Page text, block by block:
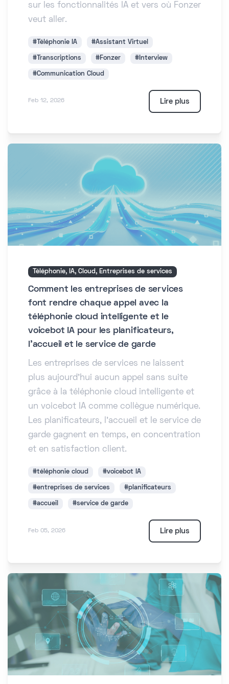
sur les fonctionnalités IA et vers où Fonzer
veut aller.
#Téléphonie IA #Assistant Virtuel
#Transcriptions #Fonzer #Interview
#Communication Cloud
Feb 12, 2026 Lire plus
Téléphonie, IA, Cloud, Entreprises de services
Comment les entreprises de services
font rendre chaque appel avec la
téléphonie cloud intelligente et le
voicebot IA pour les planificateurs,
l'accueil et le service de garde
Les entreprises de services ne laissent
plus aujourd'hui aucun appel sans suite
grâce à la téléphonie cloud intelligente et
un voicebot IA comme collègue numérique.
Les planificateurs, l'accueil et le service de
garde gagnent en temps, en concentration
et en satisfaction client.
#téléphonie cloud #voicebot IA
#entreprises de services #planificateurs
#accueil #service de garde
Feb 05, 2026 Lire plus